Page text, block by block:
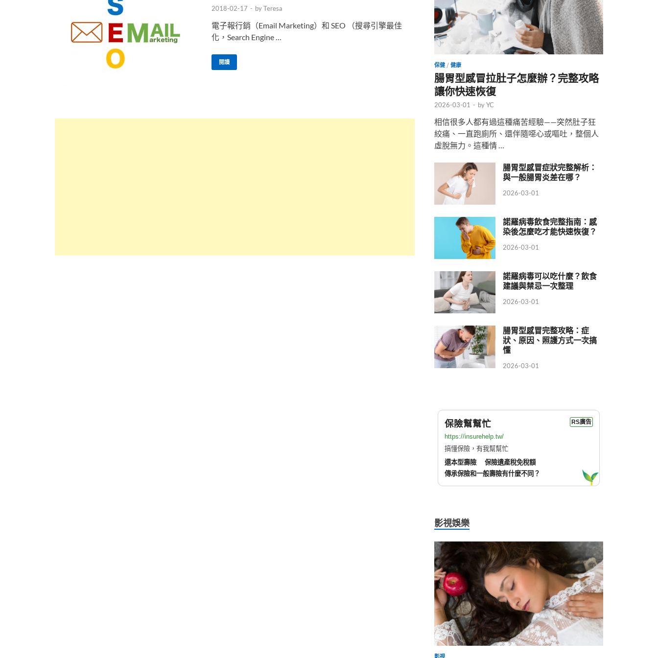
2018-02-17 - byTeresa
電子報行銷（Email Marketing）和 SEO （搜尋引擎最佳
化，Search Engine …
閱讀 保健 /健康
腸胃型感冒拉肚子怎麼辦？完整攻略
讓你快速恢復
2026-03-01 - byYC
相信很多人都有過這種痛苦經驗——突然肚子狂
絞痛、一直跑廁所、還伴隨噁心或嘔吐，整個人
虛脫無力。這種情 …
腸胃型感冒症狀完整解析：
與一般腸胃炎差在哪？
2026-03-01
諾羅病毒飲食完整指南：感
染後怎麼吃才能快速恢復？
2026-03-01
諾羅病毒可以吃什麼？飲食
建議與禁忌一次整理
2026-03-01
腸胃型感冒完整攻略：症
狀、原因、照護方式一次搞
懂
2026-03-01
保險幫幫忙 RS廣告
https://insurehelp.tw/
搞懂保險，有我幫幫忙
還本型壽險
保險遺產稅免稅額
傳承保險和一般壽險有什麼不同？
影視娛樂